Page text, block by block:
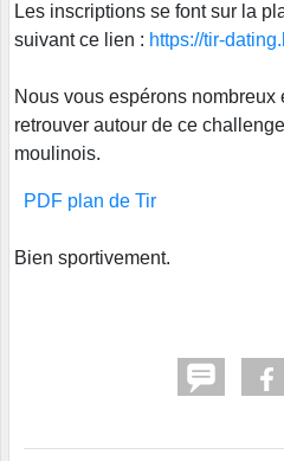
Les inscriptions se font sur la
suivant ce lien : https://tir-
Nous vous espérons nombreux
retrouver autour de ce
moulinois.
PDF plan de Tir
Bien sportivement.